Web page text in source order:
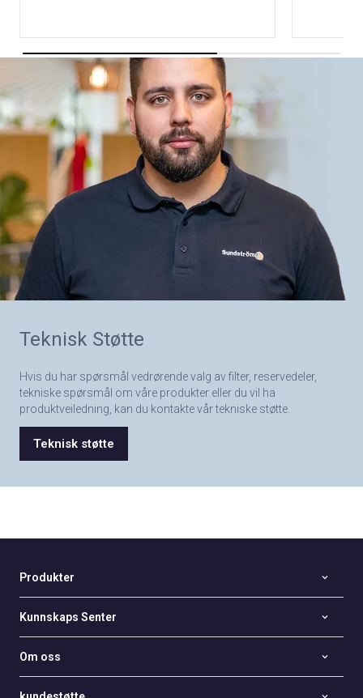
Teknisk Støtte
Hvis du har spørsmål vedrørende valg av filter, reservedeler,
tekniske spørsmål om våre produkter eller du vil ha
produktveiledning, kan du kontakte vår tekniske støtte.
Teknisk støtte
Produkter
Kunnskaps Senter
Om oss